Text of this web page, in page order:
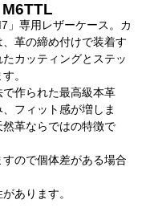
」専用レザーケース。カ
革の締め付けで装着す
カッティングとステッ
。
作られた最高級本革
フィット感が増しま
革ならではの特徴で
ので個体差がある場合
あります。